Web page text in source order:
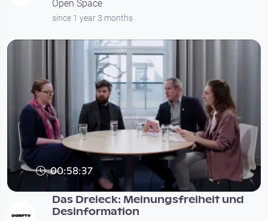
Open Space
since 1 year 3 months
00:58:37
Das Dreieck: Meinungsfreiheit und
Desinformation